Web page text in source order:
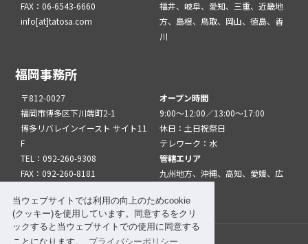
当ウェブサイトでは利用の向上のためcookie
(クッキー)を使用しています。同意するをクリ
ックすると当ウェブサイトでの使用に同意する
ことになります。
プライバシーポリシー
FAX：06-6543-6660
info[at]tatosa.com
福井、岐阜、愛知、三重、近畿地
方、島根、鳥取、岡山、徳島、香
川
福岡事務所
〒812-0027
福岡市博多区下川端町2-1
博多リバレインイースト サイト11
F
TEL：092-260-9308
FAX：092-260-8181
オープン時間
9:00～12:00／13:00～17:00
休日：土日祝祭日
テレワーク：水
管轄エリア
九州地方、沖縄、高知、愛媛、広